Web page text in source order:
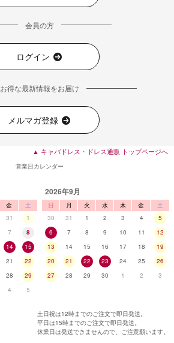
会員の方
ログイン
お得な最新情報をお届け
メルマガ登録
▲ キャバドレス・ドレス通販 トップページへ
営業日カレンダー
金
土
31
1
7
8
14
15
21
22
28
29
4 5
2026年9月
日 月 火 水 木 金
土
30
31 1 2 3 4
5
6
7 8 9 10 11
12
13
14 15 16 17 18
19
20
21 22 23 24 25
26
27
28 29 30 1 2 3
土日祝は12時までのご注文で即日発送。
平日は15時までのご注文で即日発送。
休業日は発送できませんので、ご注意願います。